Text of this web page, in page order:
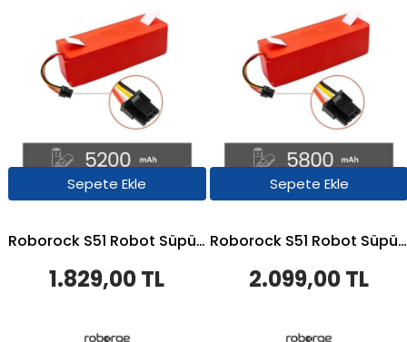
Roborock S51 Robot Süpürge Uyumlu Batarya 5200 mAh - Muadil Ürün
1.829,00 TL
Sepete Ekle
Roborock S51 Robot Süpürge Uyumlu Batarya 5800 mAh - Muadil Ürün
2.099,00 TL
Sepete Ekle